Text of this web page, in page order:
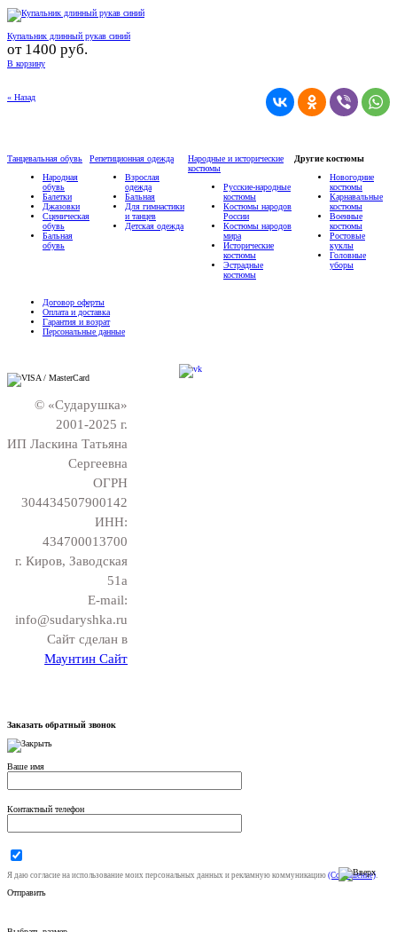
Купальник длинный рукав синий
от 1400 руб.
В корзину
« Назад
Танцевальная обувь
Народная
обувь
Балетки
Джазовки
Сценическая
обувь
Бальная
обувь
Репетиционная одежда
Взрослая
одежда
Бальная
Для гимнастики
и танцев
Детская одежда
Народные и исторические
костюмы
Русские-народные
костюмы
Костюмы народов
России
Костюмы народов
мира
Исторические
костюмы
Эстрадные
костюмы
Другие костюмы
Новогодние
костюмы
Карнавальные
костюмы
Военные
костюмы
Ростовые
куклы
Головные
уборы
Договор оферты
Оплата и доставка
Гарантия и возрат
Персональные данные
© «Сударушка»
2001-2025 г.
ИП Ласкина Татьяна
Сергеевна
ОГРН
304434507900142
ИНН:
434700013700
г. Киров, Заводская
51а
E-mail:
info@sudaryshka.ru
Сайт сделан в
Маунтин Сайт
Заказать обратный звонок
Ваше имя
Контактный телефон
Я даю согласие на использование моих персональных данных и рекламную коммуникацию (Соглашение)
Отправить